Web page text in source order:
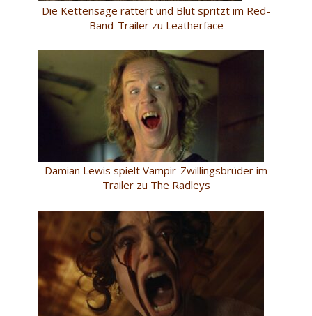
Die Kettensäge rattert und Blut spritzt im Red-
Band-Trailer zu Leatherface
Damian Lewis spielt Vampir-Zwillingsbrüder im
Trailer zu The Radleys